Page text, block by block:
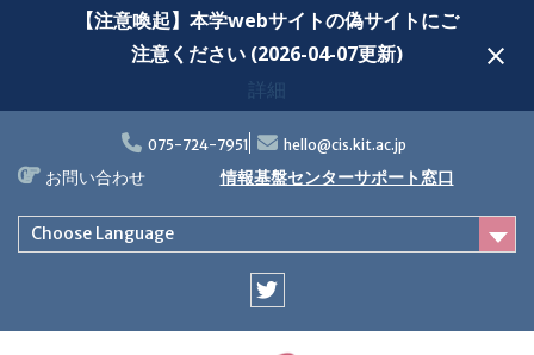
【注意喚起】本学webサイトの偽サイトにご
注意ください (2026-04-07更新)
詳細
content
075-724-7951 hello@cis.kit.ac.jp
お問い合わせ 情報基盤センターサポート窓口
Choose Language